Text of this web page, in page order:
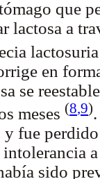
que
a
en
se
meses (8,9)
fue
sido